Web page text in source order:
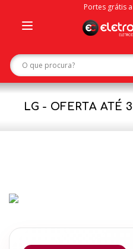
Portes grátis
navigation
LG - OFERTA ATÉ